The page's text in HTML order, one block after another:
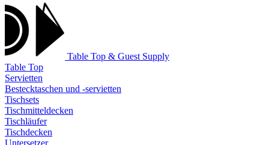
Table Top & Guest Supply
Table Top
Servietten
Bestecktaschen und -servietten
Tischsets
Tischmitteldecken
Tischläufer
Tischdecken